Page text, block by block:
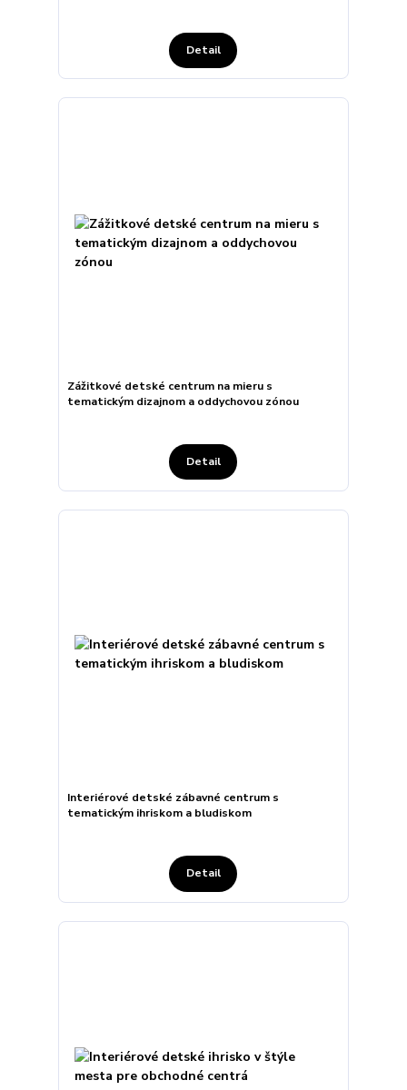
Detail
Zážitkové detské centrum na mieru s
tematickým dizajnom a oddychovou zónou
Detail
Interiérové detské zábavné centrum s
tematickým ihriskom a bludiskom
Detail